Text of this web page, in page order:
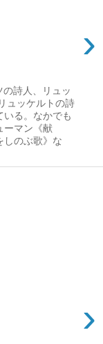
›
詩人、リュッ
ュッケルトの詩
いる。なかでも
ーマン《献
しのぶ歌》な
›